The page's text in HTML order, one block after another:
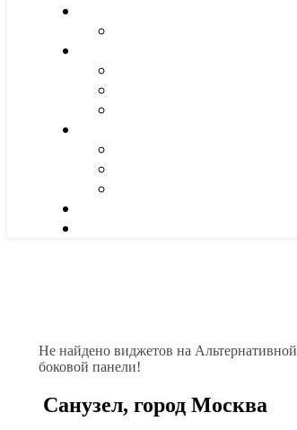
Не найдено виджетов на Альтернативной
боковой панели!
Санузел, город Москва